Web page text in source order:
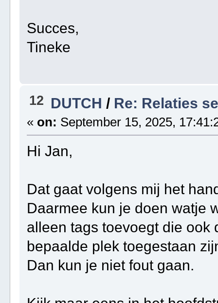
Succes,
Tineke
12 DUTCH / Re: Relaties
« on: September 15, 2025,
Hi Jan,
Dat gaat volgens mij het
Daarmee kun je doen watje
alleen tags toevoegt die ook
bepaalde plek toegestaan
Dan kun je niet fout gaan.